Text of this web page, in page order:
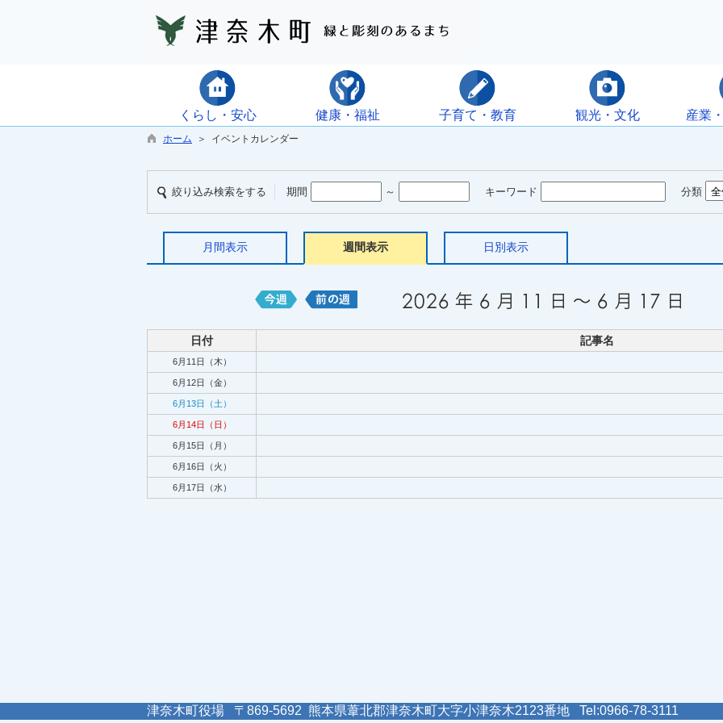
くらし・安心 健康・福祉 子育て・教育 観光・文化 産業
ホーム ＞ イベントカレンダー
絞り込み検索をする 期間 ～ キーワード 分類
月間表示 週間表示 日別表示
日付 記事名
6月11日（木）
6月12日（金）
6月13日（土）
6月14日（日）
6月15日（月）
6月16日（火）
6月17日（水）
津奈木町役場 〒869-5692 熊本県葦北郡津奈木町大字小津奈木2123番地 Tel:0966-78-3111